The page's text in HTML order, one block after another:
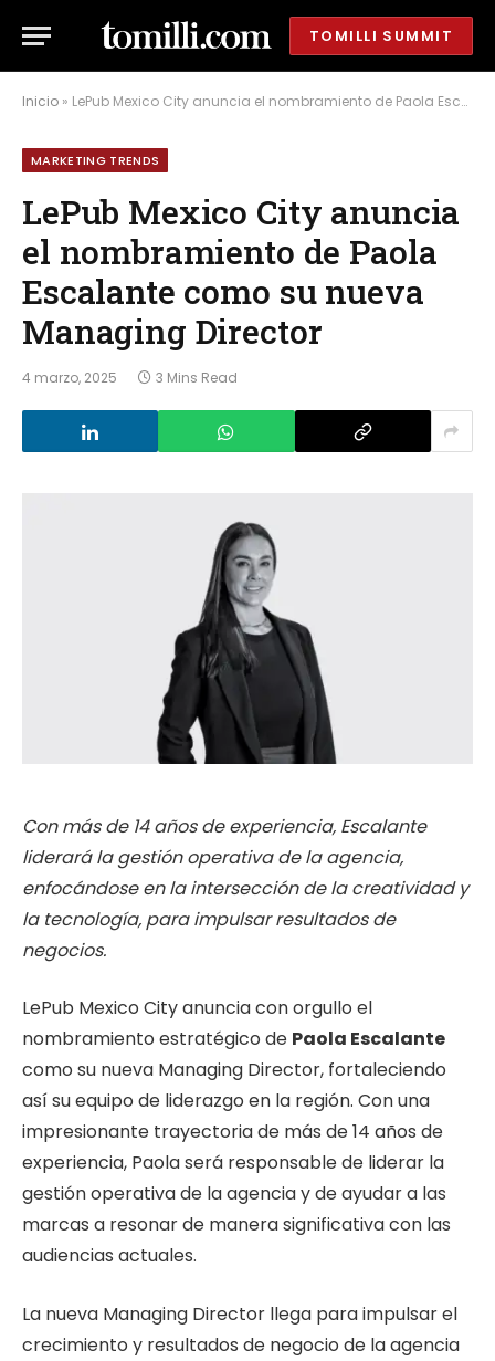
TOMILLI SUMMIT
Inicio » LePub Mexico City anuncia el nombramiento de Paola Escalante como su nueva Managing Director
MARKETING TRENDS
LePub Mexico City anuncia
el nombramiento de Paola
Escalante como su nueva
Managing Director
4 marzo, 2025 3 Mins Read
Con más de 14 años de experiencia, Escalante
liderará la gestión operativa de la agencia,
enfocándose en la intersección de la creatividad y
la tecnología, para impulsar resultados de
negocios.
LePub Mexico City anuncia con orgullo el
nombramiento estratégico de Paola Escalante
como su nueva Managing Director, fortaleciendo
así su equipo de liderazgo en la región. Con una
impresionante trayectoria de más de 14 años de
experiencia, Paola será responsable de liderar la
gestión operativa de la agencia y de ayudar a las
marcas a resonar de manera significativa con las
audiencias actuales.
La nueva Managing Director llega para impulsar el
crecimiento y resultados de negocio de la agencia